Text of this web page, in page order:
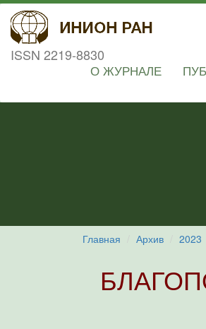
ISSN 2219-8830
О ЖУРНАЛЕ
Главная Архив 2023